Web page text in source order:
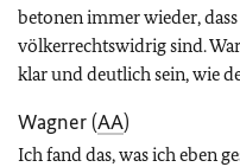
betonen immer wieder,
völkerrechtswidrig sind.
klar und deutlich sein, wie
Wagner (AA)
Ich fand das, was ich eben